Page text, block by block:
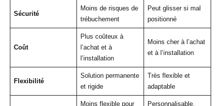
Sécurité
Moins de risques de
trébuchement
Peut glisser si mal
positionné
Coût
Plus coûteux à
l’achat et à
l’installation
Moins cher à l’achat
et à l’installation
Flexibilité
Solution permanente
et rigide
Très flexible et
adaptable
Moins flexible pour
Personnalisable,